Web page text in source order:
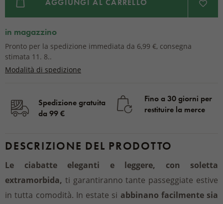
AGGIUNGI AL CARRELLO
in magazzino
Pronto per la spedizione immediata da 6,99 €, consegna
stimata 11. 8..
Modalità di spedizione
Spedizione gratuita
da 99 €
Fino a 30 giorni per
restituire la merce
DESCRIZIONE DEL PRODOTTO
Le ciabatte eleganti e leggere, con soletta
extramorbida, ti garantiranno tante passeggiate estive
in tutta comodità. In estate si abbinano facilmente sia